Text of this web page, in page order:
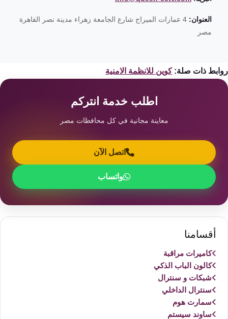
العنوان:
4 عمارات الميراج شارع الجامعة زهراء مدينة نصر القاهرة
مصر
ذات صلة: كوين للانظمة الامنية
اطلب خدمة انتركم
معاينة مجانية في كل محافظات مصر
اتصل الآن
واتساب
أقسامنا
كاميرات مراقبة
كالون الباب الذكي
شبكات و سنترال
سنترال الداخلي
سمارت هوم
ساوند سيستم